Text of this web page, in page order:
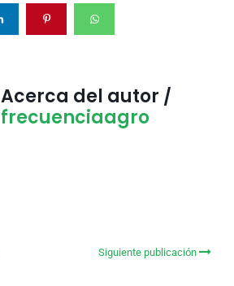
Acerca del autor /
frecuenciaagro
Siguiente publicación